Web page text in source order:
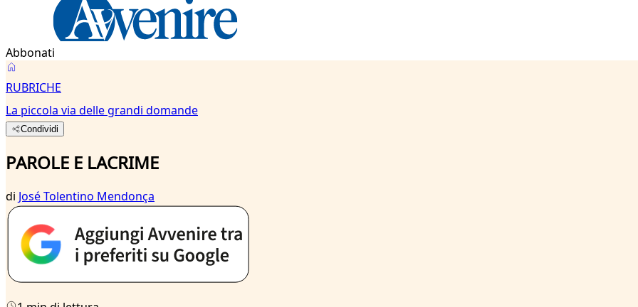
Abbonati
RUBRICHE
La piccola via delle grandi domande
Condividi
PAROLE E LACRIME
di José Tolentino Mendonça